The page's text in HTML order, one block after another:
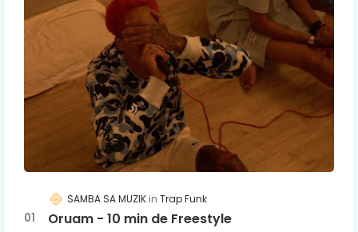
SAMBA SA MUZIK Trap Funk
Oruam - 10 min de Freestyle